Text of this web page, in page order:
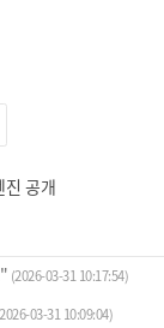
진 공개
(2026-03-31 10:17:54)
03-31 10:09:04)